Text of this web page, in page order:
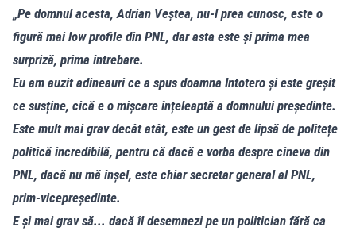
„Pe domnul acesta, Adrian Veștea, nu-l prea cunosc, este o
figură mai low profile din PNL, dar asta este și prima mea
surpriză, prima întrebare.
Eu am auzit adineauri ce a spus doamna Intotero și este greșit
ce susține, cică e o mișcare înțeleaptă a domnului președinte.
Este mult mai grav decât atât, este un gest de lipsă de politețe
politică incredibilă, pentru că dacă e vorba despre cineva din
PNL, dacă nu mă înșel, este chiar secretar general al PNL,
prim-vicepreședinte.
E și mai grav să... dacă îl desemnezi pe un politician fără ca